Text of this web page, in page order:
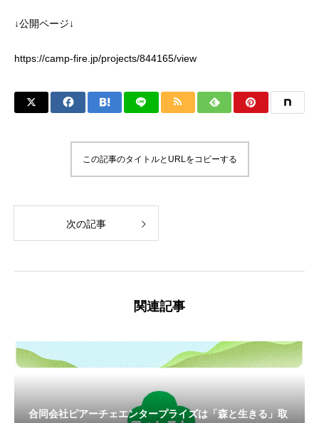
↓公開ページ↓
https://camp-fire.jp/projects/844165/view
この記事のタイトルとURLをコピーする
次の記事
関連記事
合同会社ピアーチェエンタープライズは「森と生きる」取